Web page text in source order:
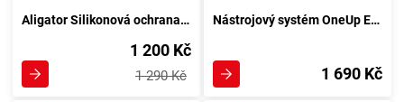
Aligator Silikonová ochrana rámu Alligator LY-HPR12 - černá
1 200 Kč
1 290 Kč
Nástrojový systém OneUp EDC V2 Tool - černá
1 690 Kč